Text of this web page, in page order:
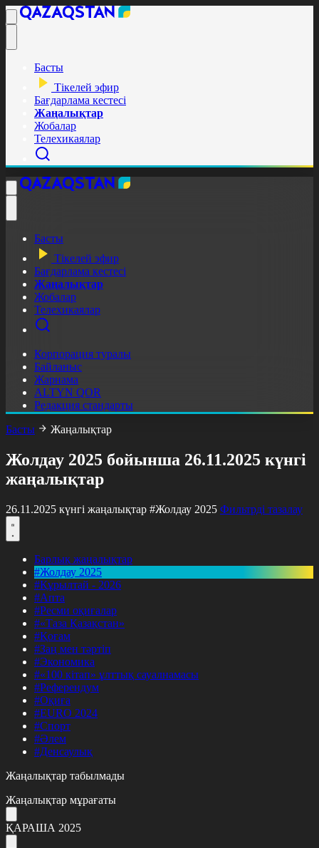
Басты
Тікелей эфир
Бағдарлама кестесі
Жаңалықтар
Жобалар
Телехикаялар
Басты
Тікелей эфир
Бағдарлама кестесі
Жаңалықтар
Жобалар
Телехикаялар
Корпорация туралы
Байланыс
Жарнама
ALTYN QOR
Редакция стандарты
Басты
Жаңалықтар
Жолдау 2025 бойынша 26.11.2025 күнгі
жаңалықтар
26.11.2025 күнгі жаңалықтар #Жолдау 2025 Фильтрді тазалау
Барлық жаңалықтар
#Жолдау 2025
#Құрылтай - 2026
#Апта
#Ресми оқиғалар
#«Таза Қазақстан»
#Қоғам
#Заң мен тәртіп
#Экономика
#«100 кітап» ұлттық сауалнамасы
#Референдум
#Оқиға
#EURO 2024
#Спорт
#Әлем
#Денсаулық
Жаңалықтар табылмады
Жаңалықтар мұрағаты
ҚАРАША 2025